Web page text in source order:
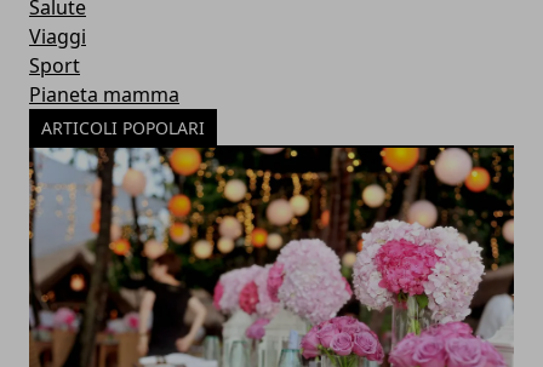
Salute
Viaggi
Sport
Pianeta mamma
ARTICOLI POPOLARI